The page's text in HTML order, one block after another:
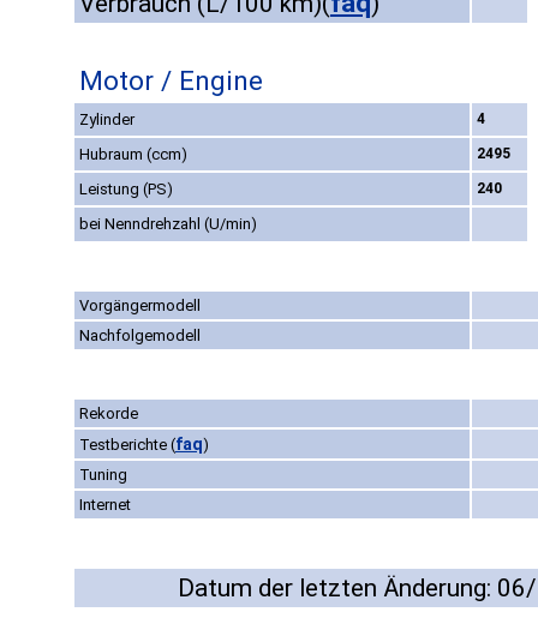
Motor / Engine
Zylinder 4
Hubraum (ccm) 2495
Leistung (PS) 240
bei Nenndrehzahl (U/min)
Vorgängermodell
Nachfolgemodell
Rekorde
Testberichte (faq)
Tuning
Internet
Datum der letzten Änderung: